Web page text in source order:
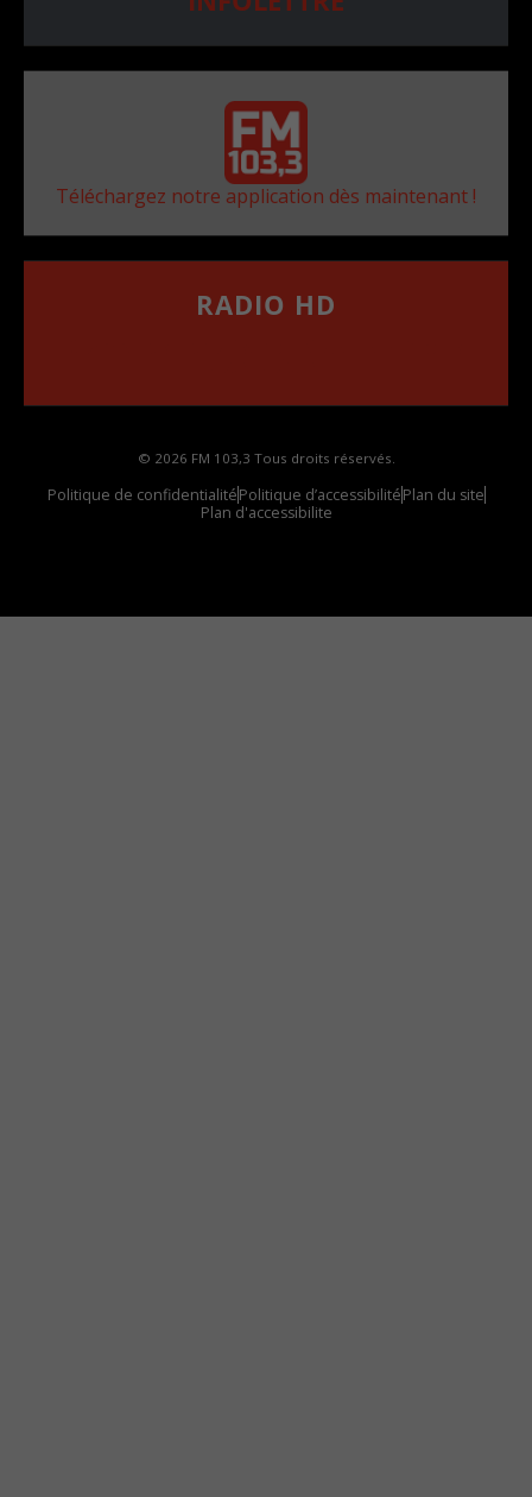
Téléchargez notre application dès maintenant !
RADIO HD
© 2026 FM 103,3 Tous droits réservés.
Politique de confidentialitéPolitique d’accessibilitéPlan du site
Plan d'accessibilite